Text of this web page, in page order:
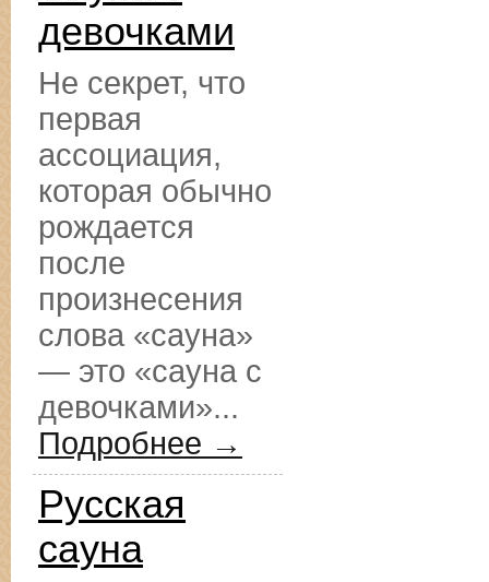
девочками
Не секрет, что
первая
ассоциация,
которая обычно
рождается
после
произнесения
слова «сауна»
— это «сауна с
девочками»...
Подробнее →
Русская
сауна